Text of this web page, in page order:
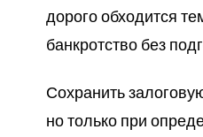
дорого обходится
банкротство без
Сохранить
но только при